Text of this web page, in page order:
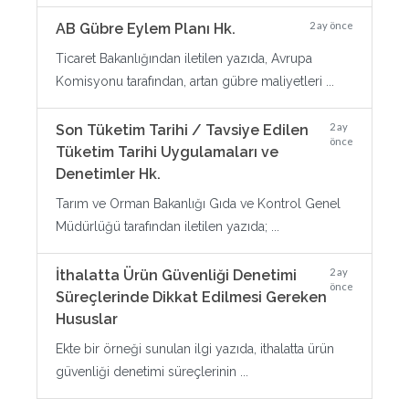
AB Gübre Eylem Planı Hk. 2 ay önce
Ticaret Bakanlığından iletilen yazıda, Avrupa
Komisyonu tarafından, artan gübre maliyetleri ...
Son Tüketim Tarihi / Tavsiye Edilen
Tüketim Tarihi Uygulamaları ve
Denetimler Hk.
2 ay
önce
Tarım ve Orman Bakanlığı Gıda ve Kontrol Genel
Müdürlüğü tarafından iletilen yazıda; ...
İthalatta Ürün Güvenliği Denetimi
Süreçlerinde Dikkat Edilmesi Gereken
Hususlar
2 ay
önce
Ekte bir örneği sunulan ilgi yazıda, ithalatta ürün
güvenliği denetimi süreçlerinin ...